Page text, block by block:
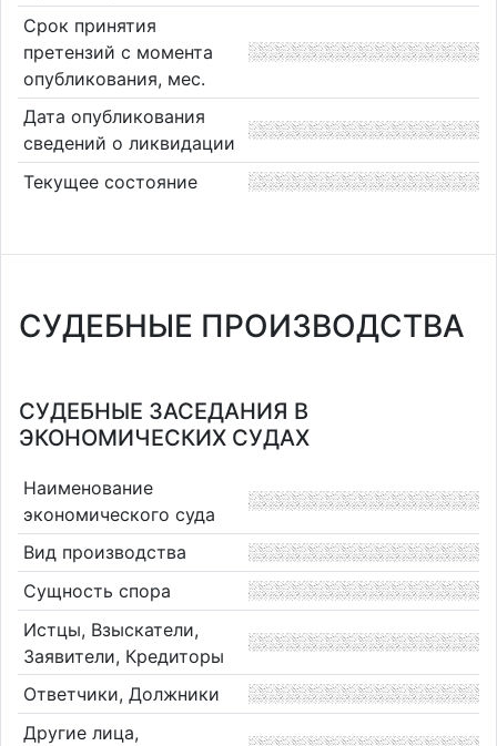
Срок принятия
претензий с момента
опубликования, мес.
Дата опубликования
сведений о ликвидации
Текущее состояние
СУДЕБНЫЕ ПРОИЗВОДСТВА
СУДЕБНЫЕ ЗАСЕДАНИЯ В
ЭКОНОМИЧЕСКИХ СУДАХ
Наименование
экономического суда
Вид производства
Сущность спора
Истцы, Взыскатели,
Заявители, Кредиторы
Ответчики, Должники
Другие лица,